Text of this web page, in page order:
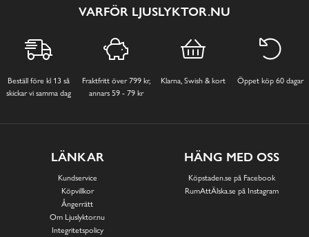
VARFÖR LJUSLYKTOR.NU
Beställ före kl 13 så
skickar vi samma dag
Fraktfritt över 799 kr,
annars 59 - 79 kr
Klarna, Swish & kort Öppet köp 60 dagar
LÄNKAR
Kundservice
Köpvillkor
Ångerrätt
Om Ljuslyktor.nu
Integritetspolicy
HÄNG MED OSS
Köpstaden.se på Facebook
RumAttÄlska.se på Instagram